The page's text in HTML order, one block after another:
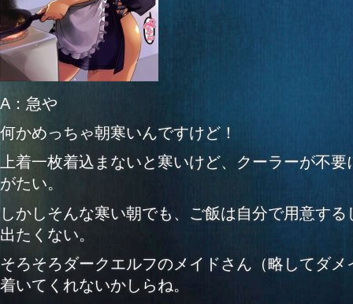
A：急や
何かめっちゃ朝寒いんですけど！
上着一枚着込まないと寒いけど、クーラーが不
がたい。
しかしそんな寒い朝でも、ご飯は自分で用意す
出たくない。
そろそろダークエルフのメイドさん（略してダ
着いてくれないかしらね。